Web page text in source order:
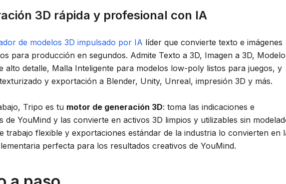
3D rápida y profesional con IA
de modelos 3D impulsado por IA líder que convierte texto e imágenes
para producción en segundos. Admite Texto a 3D, Imagen a 3D, Modelo
alto detalle, Malla Inteligente para modelos low-poly listos para juegos, y
y exportación a Blender, Unity, Unreal, impresión 3D y más.
Tripo es tu motor de generación 3D: toma las indicaciones e
de YouMind y las convierte en activos 3D limpios y utilizables sin
trabajo flexible y exportaciones estándar de la industria lo convierten en
perfecta para los resultados creativos de YouMind.